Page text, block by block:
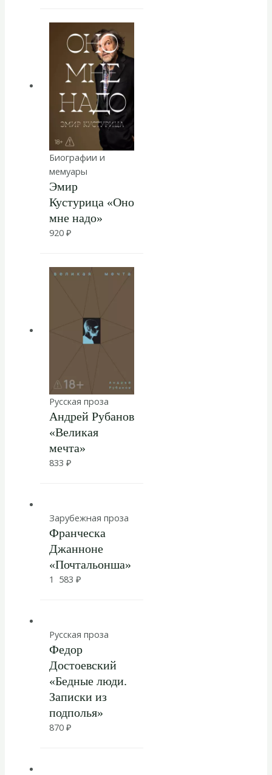
Биографии и
мемуары
Эмир
Кустурица «Оно
мне надо»
920 ₽
Русская проза
Андрей Рубанов
«Великая
мечта»
833 ₽
Зарубежная проза
Франческа
Джанноне
«Почтальонша»
1 583 ₽
Русская проза
Федор
Достоевский
«Бедные люди.
Записки из
подполья»
870 ₽